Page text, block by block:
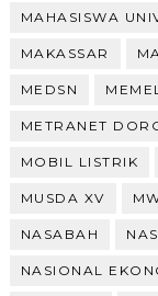
MAHASISWA
MAKASSAR
MEDSN
METRANET
MOBIL LISTRIK
MUSDA XV
NASABAH
NASIONAL